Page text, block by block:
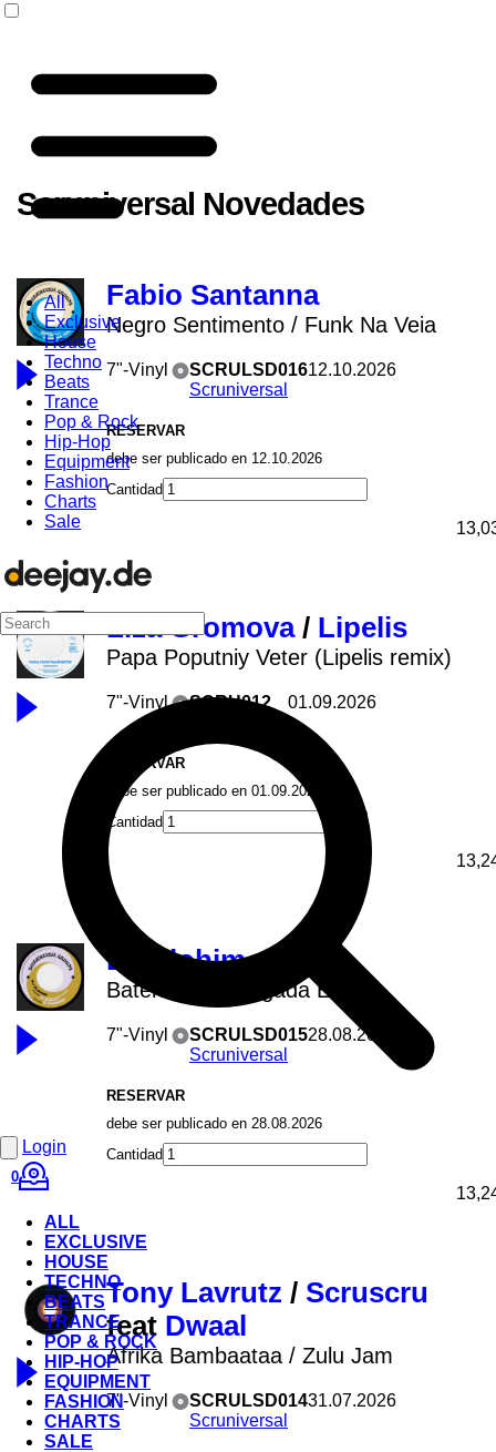
All
Exclusive
House
Techno
Beats
Trance
Pop & Rock
Hip-Hop
Equipment
Fashion
Charts
Sale
Login
0
ALL
EXCLUSIVE
HOUSE
TECHNO
BEATS
TRANCE
POP & ROCK
HIP-HOP
EQUIPMENT
FASHION
CHARTS
SALE
Scruniversal Novedades
Fabio Santanna
Negro Sentimento / Funk Na Veia
7"-Vinyl
SCRULSD016
Scruniversal
12.10.2026
RESERVAR
debe ser publicado en 12.10.2026
Cantidad
Liza Gromova/ Lipelis
Papa Poputniy Veter (Lipelis remix)
7"-Vinyl
SCRU012
01.09.2026
RESERVAR
debe ser publicado en 01.09.2026
Cantidad
DJ Elohim
Bateria Recarregada Edits
7"-Vinyl
SCRULSD015
Scruniversal
28.08.2026
RESERVAR
debe ser publicado en 28.08.2026
Cantidad
Tony Lavrutz / Scruscru
feat Dwaal
Afrika Bambaataa / Zulu Jam
7"-Vinyl
SCRULSD014
Scruniversal
31.07.2026